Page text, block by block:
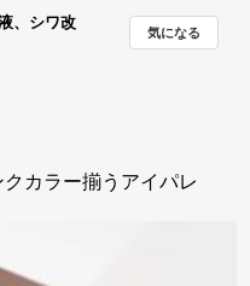
、シワ改
気になる
カラー揃うアイパレ